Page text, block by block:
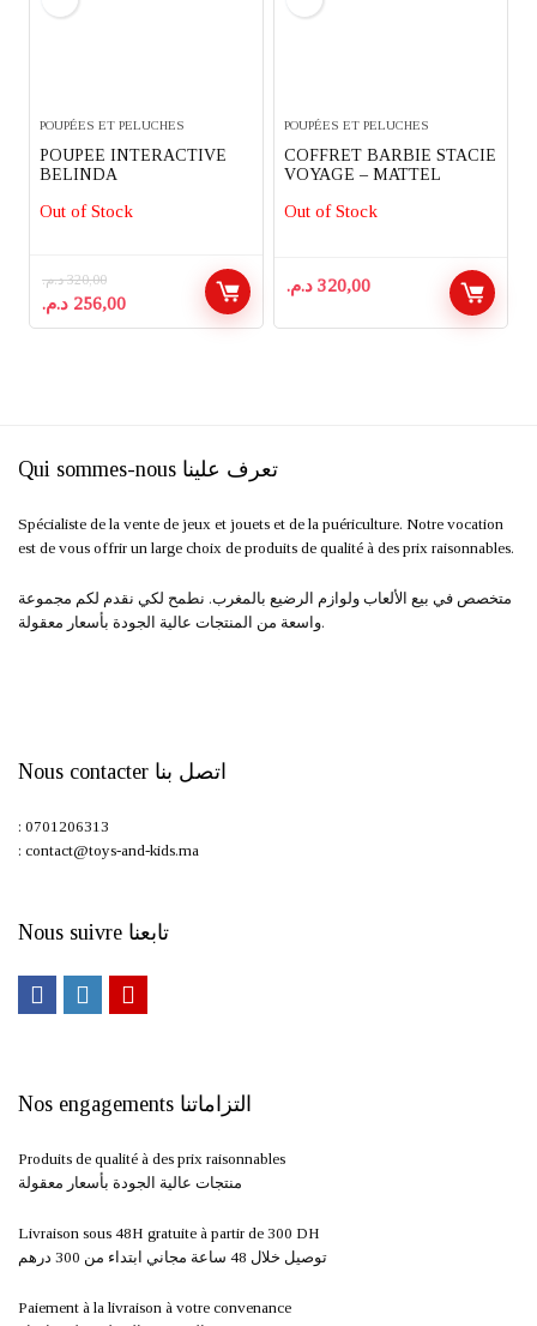
POUPÉES ET PELUCHES
POUPEE INTERACTIVE
BELINDA
Out of Stock
320,00 د.م.
Le
prix
256,00 د.م.
Le
prix
POUPÉES ET PELUCHES
COFFRET BARBIE STACIE
VOYAGE – MATTEL
Out of Stock
320,00 د.م.
Qui sommes-nous تعرف علينا
Spécialiste de la vente de jeux et jouets et de la puériculture. Notre vocation
est de vous offrir un large choix de produits de qualité à des prix raisonnables.
متخصص في بيع الألعاب ولوازم الرضيع بالمغرب. نطمح لكي نقدم لكم مجموعة
واسعة من المنتجات عالية الجودة بأسعار معقولة.
Nous contacter اتصل بنا
: 0701206313
: contact@toys-and-kids.ma
Nous suivre تابعنا
Nos engagements التزاماتنا
Produits de qualité à des prix raisonnables
منتجات عالية الجودة بأسعار معقولة
Livraison sous 48H gratuite à partir de 300 DH ​
توصيل خلال 48 ساعة مجاني ابتداء من 300 درهم
Paiement à la livraison à votre convenance